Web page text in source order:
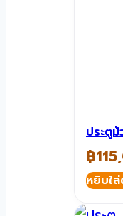
ประตูม้
฿
หยิบใส่